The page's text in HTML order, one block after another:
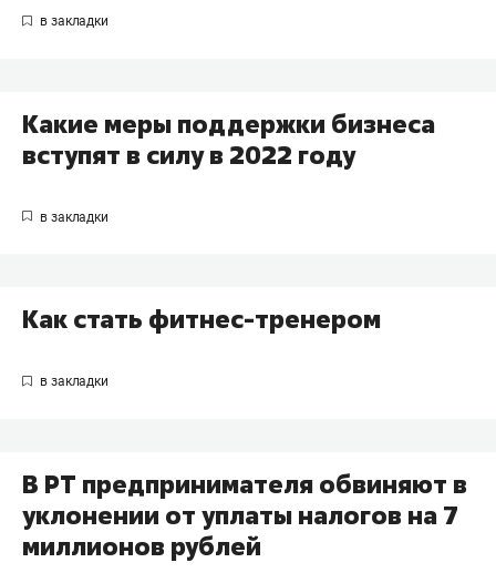
Какие меры поддержки бизнеса
вступят в силу в 2022 году
Как стать фитнес-тренером
В РТ предпринимателя обвиняют в
уклонении от уплаты налогов на 7
миллионов рублей